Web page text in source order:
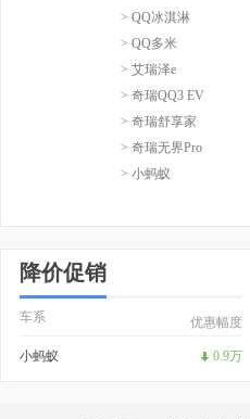
> QQ冰淇淋
> QQ多米
> 艾瑞泽e
> 奇瑞QQ3 EV
> 奇瑞舒享家
> 奇瑞无界Pro
> 小蚂蚁
降价促销
车系 优惠幅度
小蚂蚁 0.9万